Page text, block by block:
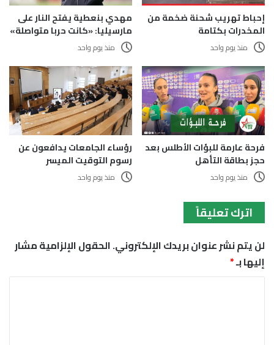
إحباط تهريب شحنة ضخمة من
المخدرات بكتامة
منذ يوم واحد
مهدي بنعطية يفتح النار على
مارسيليا: «كانت حربا متواصلة»
منذ يوم واحد
فرحة عارمة للبؤات الأطلس بعد
حجز بطاقة التأهل
منذ يوم واحد
رؤساء الجامعات يدافعون عن
رسوم التوقيت الميسر
منذ يوم واحد
اترك تعليقاً
لن يتم نشر عنوان بريدك الإلكتروني.الحقول الإلزامية مشار
إليها بـ*